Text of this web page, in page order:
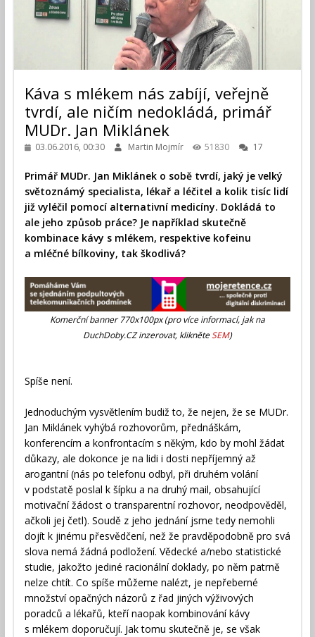
Káva s mlékem nás zabíjí, veřejně
tvrdí, ale ničím nedokládá, primář
MUDr. Jan Miklánek
03.06.2016, 00:30 Martin Mojmír 51830 17
Primář MUDr. Jan Miklánek o sobě tvrdí, jaký je velký
světoznámý specialista, lékař a léčitel a kolik tisíc lidí
již vyléčil pomocí alternativní medicíny. Dokládá to
ale jeho způsob práce? Je například skutečně
kombinace kávy s mlékem, respektive kofeinu
a mléčné bílkoviny, tak škodlivá?
Komerční banner 770x100px (pro více informací, jak na
DuchDoby.CZ inzerovat, klikněteSEM)
Spíše není.
Jednoduchým vysvětlením budiž to, že nejen, že se MUDr.
Jan Miklánek vyhýbá rozhovorům, přednáškám,
konferencím a konfrontacím s někým, kdo by mohl žádat
důkazy, ale dokonce je na lidi i dosti nepříjemný až
arogantní (nás po telefonu odbyl, při druhém volání
v podstatě poslal k šípku a na druhý mail, obsahující
motivační žádost o transparentní rozhovor, neodpověděl,
ačkoli jej četl). Soudě z jeho jednání jsme tedy nemohli
dojít k jinému přesvědčení, než že pravděpodobně pro svá
slova nemá žádná podložení. Vědecké a/nebo statistické
studie, jakožto jediné racionální doklady, po něm patrně
nelze chtít. Co spíše můžeme nalézt, je nepřeberné
množství opačných názorů z řad jiných výživových
poradců a lékařů, kteří naopak kombinování kávy
s mlékem doporučují. Jak tomu skutečně je, se však